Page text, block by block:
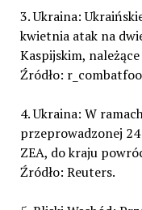
3. Ukraina:
kwietnia atak na
Kaspijskim,
Źródło:
4. Ukraina: W
przeprowadzonej
ZEA, do kraju
Źródło: Reuters.